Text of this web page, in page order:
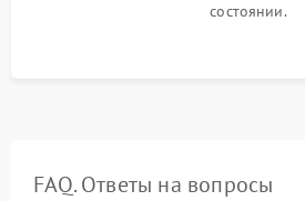
состоянии.
FAQ. Ответы на вопросы